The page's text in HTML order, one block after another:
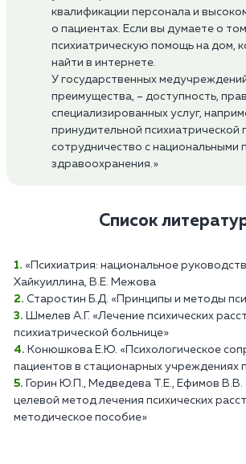
квалификации персонала и
о пациентах. Если вы думаете о
психиатрическую помощь на дом,
найти в интернете.
У государственных
преимущества, – доступность,
специализированных услуг,
принудительной психиатрической
сотрудничество с национальными
здравоохранения.»
Список
«Психиатрия: национальное
Хайкуиллина, В.Е. Межова
Старостин Б.Д. «Принципы и методы
Шмелев А.Г. «Лечение психических
психиатрической больнице»
Конюшкова Е.Ю. «Психологическое
пациентов в стационарных учреждениях
Горин Ю.П., Медведева Т.Е., Ефимов
целевой метод лечения психических
методическое пособие»